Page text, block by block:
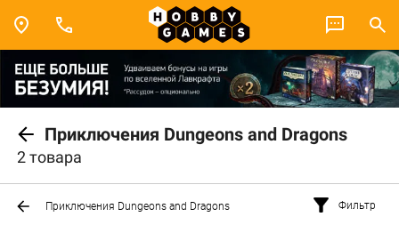
Приключения Dungeons and Dragons
2 товара
Приключения Dungeons and Dragons Фильтр